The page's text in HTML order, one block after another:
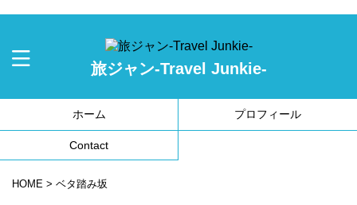
旅ジャン-Travel Junkie-
ホーム プロフィール
Contact
HOME > ベタ踏み坂